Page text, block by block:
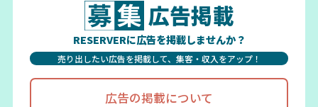
広告掲載
RESERVERに広告を掲載しませんか？
売り出したい広告を掲載して、集客・収入をアップ！
広告の掲載について